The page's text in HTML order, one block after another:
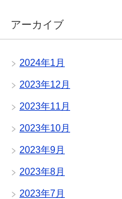
アーカイブ
2024年1月
2023年12月
2023年11月
2023年10月
2023年9月
2023年8月
2023年7月